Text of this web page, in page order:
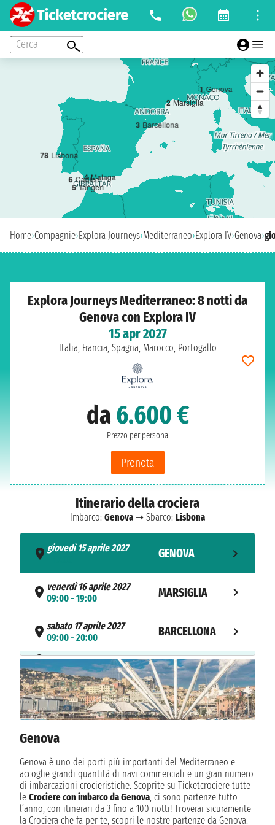
Cerca
1 Genova
2 Marsiglia
3 Barcellona
4 Malaga
5 Tangeri
6 Cadice
78 Lisbona
Home›Compagnie›Explora Journeys›Mediterraneo›Explora IV›Genova›
Explora Journeys Mediterraneo: 8 notti da
Genova con Explora IV
15 apr 2027
Italia, Francia, Spagna, Marocco, Portogallo
da 6.600 €
Prezzo per persona
Prenota
Itinerario della crociera
Imbarco: Genova ➞ Sbarco: Lisbona
giovedì 15 aprile 2027
GENOVA
venerdì 16 aprile 2027
09:00 - 19:00
MARSIGLIA
sabato 17 aprile 2027
09:00 - 20:00
BARCELLONA
domenica 18 aprile 2027 NAVIGAZIONE
lunedì 19 aprile 2027
09:00 - 23:55
MALAGA
martedì 20 aprile 2027
08:00 - 21:00
mercoledì 21 aprile 2027
08:00 - 20:00
CADICE
giovedì 22 aprile 2027
14:00 - n.d.
LISBONA
Genova
Genova è uno dei porti più importanti del Mediterraneo e
accoglie grandi quantità di navi commerciali e un gran numero
di imbarcazioni crocieristiche. Scoprite su Ticketcrociere tutte
le Crociere con imbarco da Genova, ci sono partenze tutto
l’anno, con itinerari da 3 fino a 100 notti! Troverai sicuramente
la Crociera che fa per te, scopri le nostre partenze da Genova.